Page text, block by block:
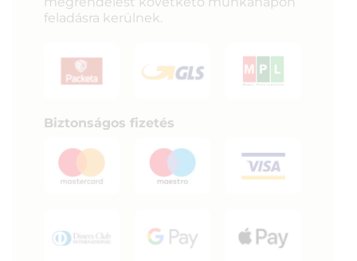
feladásra kerülnek.
Biztonságos fizetés